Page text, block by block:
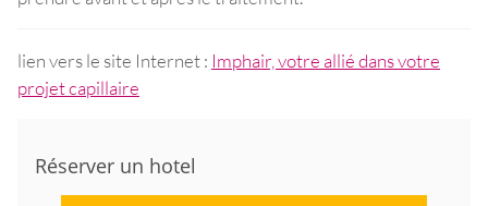
lien vers le site Internet : Imphair, votre allié dans votre
projet capillaire
Réserver un hotel